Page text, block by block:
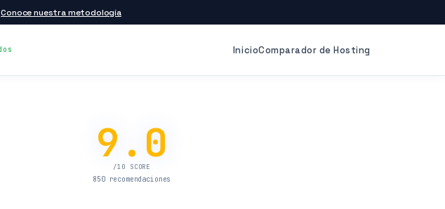
Conoce nuestra metodología
InicioComparador de Hosting
9.0
/10 SCORE
850 recomendaciones